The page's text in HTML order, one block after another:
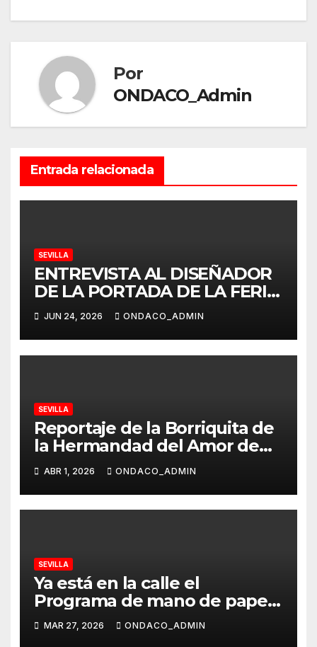
Por
ONDACO_Admin
Entrada relacionada
SEVILLA
ENTREVISTA AL DISEÑADOR
DE LA PORTADA DE LA FERIA
2027 DE SEVILLA
JUN 24, 2026 ONDACO_ADMIN
SEVILLA
Reportaje de la Borriquita de
la Hermandad del Amor de
Sevilla (Domingo de Ramos)
ABR 1, 2026 ONDACO_ADMIN
SEVILLA
Ya está en la calle el
Programa de mano de papel
de EL DIARIO COFRADE de la
Semana Santa de Sevilla
MAR 27, 2026 ONDACO_ADMIN